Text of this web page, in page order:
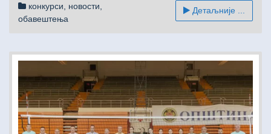
конкурси новости
обавештења
Детаљније ...